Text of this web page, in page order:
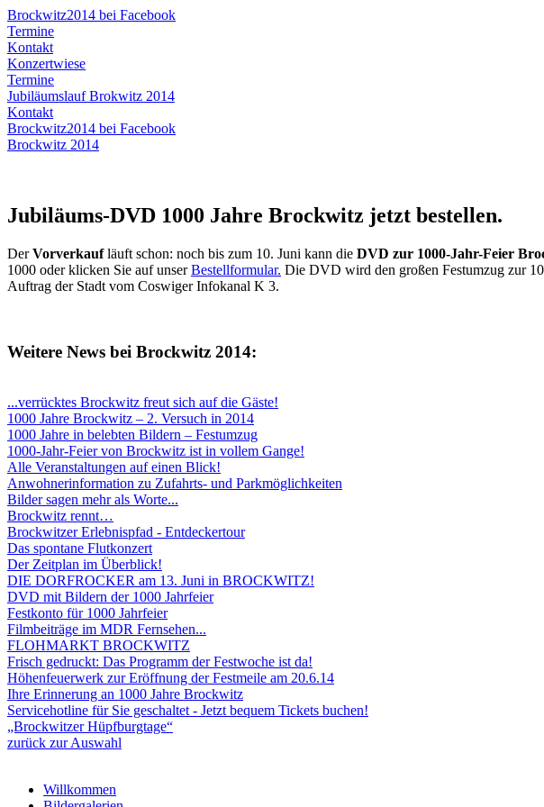
Brockwitz2014 bei Facebook
Termine
Kontakt
Konzertwiese
Termine
Jubiläumslauf Brokwitz 2014
Kontakt
Brockwitz2014 bei Facebook
Brockwitz 2014
Jubiläums-DVD 1000 Jahre Brockwitz jetzt bestellen.
DerVorverkaufläuft schon: noch bis zum 10. Juni kann die DVD zur 1000-Jahr-Feier
1000 oder klicken Sie auf unserBestellformular. Die DVD wird den großen Festumzug zur
Auftrag der Stadt vom Coswiger Infokanal K 3.
Weitere News bei Brockwitz 2014:
...verrücktes Brockwitz freut sich auf die Gäste!
1000 Jahre Brockwitz – 2. Versuch in 2014
1000 Jahre in belebten Bildern – Festumzug
1000-Jahr-Feier von Brockwitz ist in vollem Gange!
Alle Veranstaltungen auf einen Blick!
Anwohnerinformation zu Zufahrts- und Parkmöglichkeiten
Bilder sagen mehr als Worte...
Brockwitz rennt…
Brockwitzer Erlebnispfad - Entdeckertour
Das spontane Flutkonzert
Der Zeitplan im Überblick!
DIE DORFROCKER am 13. Juni in BROCKWITZ!
DVD mit Bildern der 1000 Jahrfeier
Festkonto für 1000 Jahrfeier
Filmbeiträge im MDR Fernsehen...
FLOHMARKT BROCKWITZ
Frisch gedruckt: Das Programm der Festwoche ist da!
Höhenfeuerwerk zur Eröffnung der Festmeile am 20.6.14
Ihre Erinnerung an 1000 Jahre Brockwitz
Servicehotline für Sie geschaltet - Jetzt bequem Tickets buchen!
„Brockwitzer Hüpfburgtage“
zurück zur Auswahl
Willkommen